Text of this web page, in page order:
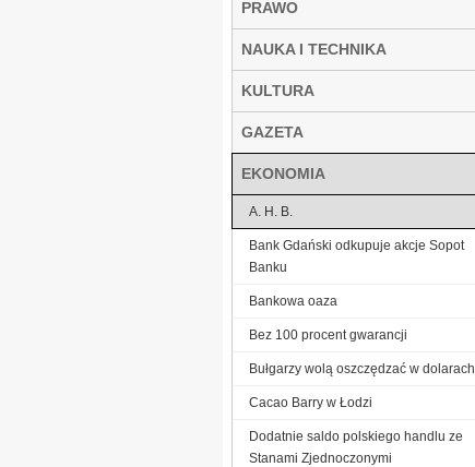
PRAWO
NAUKA I TECHNIKA
KULTURA
GAZETA
EKONOMIA
A. H. B.
Bank Gdański odkupuje akcje Sopot
Banku
Bankowa oaza
Bez 100 procent gwarancji
Bułgarzy wolą oszczędzać w dolarach
Cacao Barry w Łodzi
Dodatnie saldo polskiego handlu ze
Stanami Zjednoczonymi